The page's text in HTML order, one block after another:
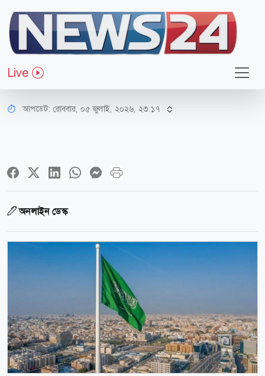
Live
আন্তর্জাতিক
বিদেশিদের জমি কেনার সুযোগ দিল
সৌদি আরব
আপডেট: রোববার, ০৫ জুলাই, ২০২৬, ২৩:১৭
অনলাইন ডেস্ক